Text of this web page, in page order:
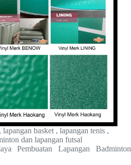
basket , lapangan tenis ,
dan lapangan futsal
Pembuatan Lapangan Badminton